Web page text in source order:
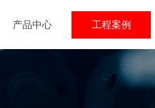
产品中心 工程案例